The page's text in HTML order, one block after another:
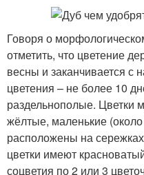
Говоря о
отметить, что цветение
весны и заканчивается с
цветения – не более 10
раздельнополые. Цветки
жёлтые, маленькие
расположены на
цветки имеют
соцветия по 2 или 3